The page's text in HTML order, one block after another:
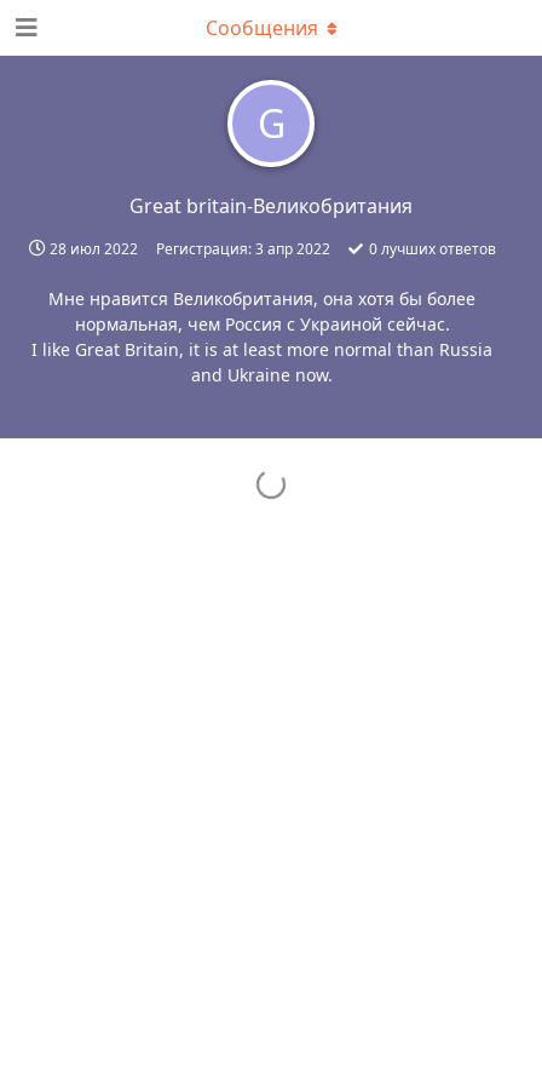
G
Great britain-Великобритания
28 июл 2022 Регистрация:3 апр 2022 0лучших ответов
Мне нравится Великобритания, она хотя бы более
нормальная, чем Россия с Украиной сейчас.
I like Great Britain, it is at least more normal than Russia
and Ukraine now.
Сообщения